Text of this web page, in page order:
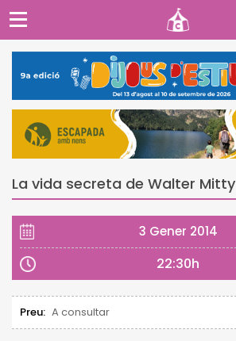
La vida secreta de Walter Mitty
3 Gener 2014
22:30h
Preu: A consultar